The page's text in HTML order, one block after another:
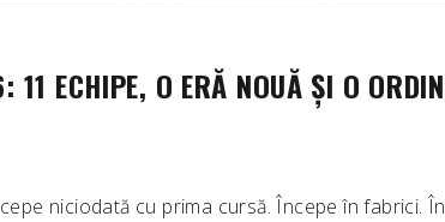
ECHIPE, O ERĂ NOUĂ ȘI O
niciodată cu prima cursă. Începe în fabrici.